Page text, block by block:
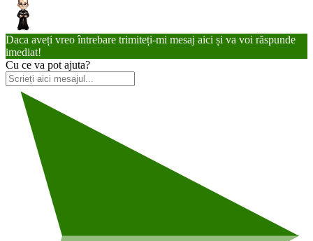
Daca aveți vreo întrebare trimiteți-mi mesaj aici și va voi răspunde
imediat!
Cu ce va pot ajuta?